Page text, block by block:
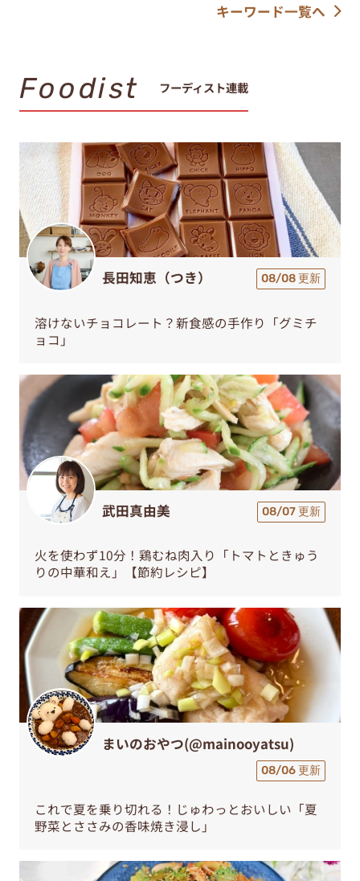
キーワード一覧へ
Foodist フーディスト連載
長田知恵（つき） 08/08 更新
溶けないチョコレート？新食感の手作り「グミチ
ョコ」
武田真由美 08/07 更新
火を使わず10分！鶏むね肉入り「トマトときゅう
りの中華和え」【節約レシピ】
まいのおやつ(@mainooyatsu)
08/06 更新
これで夏を乗り切れる！じゅわっとおいしい「夏
野菜とささみの香味焼き浸し」